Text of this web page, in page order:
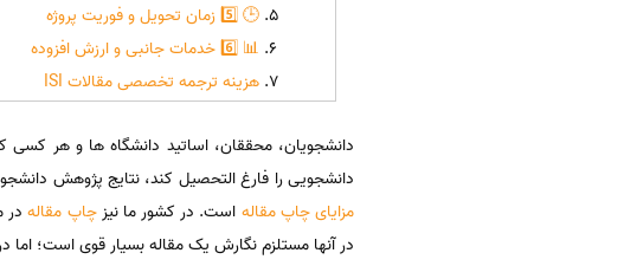
🕒 5️⃣ زمان تحویل و فوریت پروژه
📊 6️⃣ خدمات جانبی و ارزش افزوده
هزینه ترجمه تخصصی مقالات ISI
دانشجویان، محققان، اساتید دانشگاه ها و هر
دانشجویی را فارغ التحصیل کند، نتایج پژوهش
مزایای چاپ مقاله است. در کشور ما نیزچاپ مقاله
در آنها مستلزم نگارش یک مقاله بسیار قوی است؛ اما